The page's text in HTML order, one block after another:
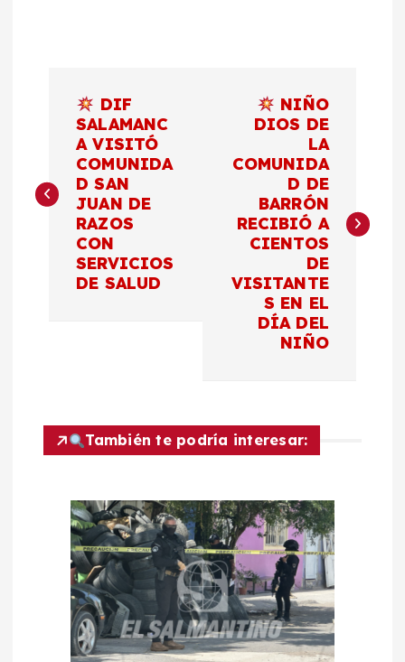
v
e
ó
DIF
SALAMANC
A VISITÓ
COMUNIDA
D SAN
JUAN DE
RAZOS
CON
SERVICIOS
DE SALUD
NIÑO
DIOS DE
LA
COMUNIDA
D DE
BARRÓN
RECIBIÓ A
CIENTOS
DE
VISITANTE
S EN EL
DÍA DEL
NIÑO
También te podría interesar: